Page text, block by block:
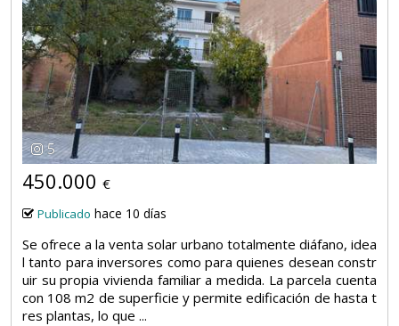
5
450.000 €
Publicado hace 10 días
Se ofrece a la venta solar urbano totalmente diáfano, idea
l tanto para inversores como para quienes desean constr
uir su propia vivienda familiar a medida. La parcela cuenta
con 108 m2 de superficie y permite edificación de hasta t
res plantas, lo que ...